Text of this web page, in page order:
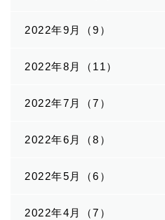
2022年9月（9）
2022年8月（11）
2022年7月（7）
2022年6月（8）
2022年5月（6）
2022年4月（7）